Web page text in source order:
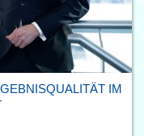
IM